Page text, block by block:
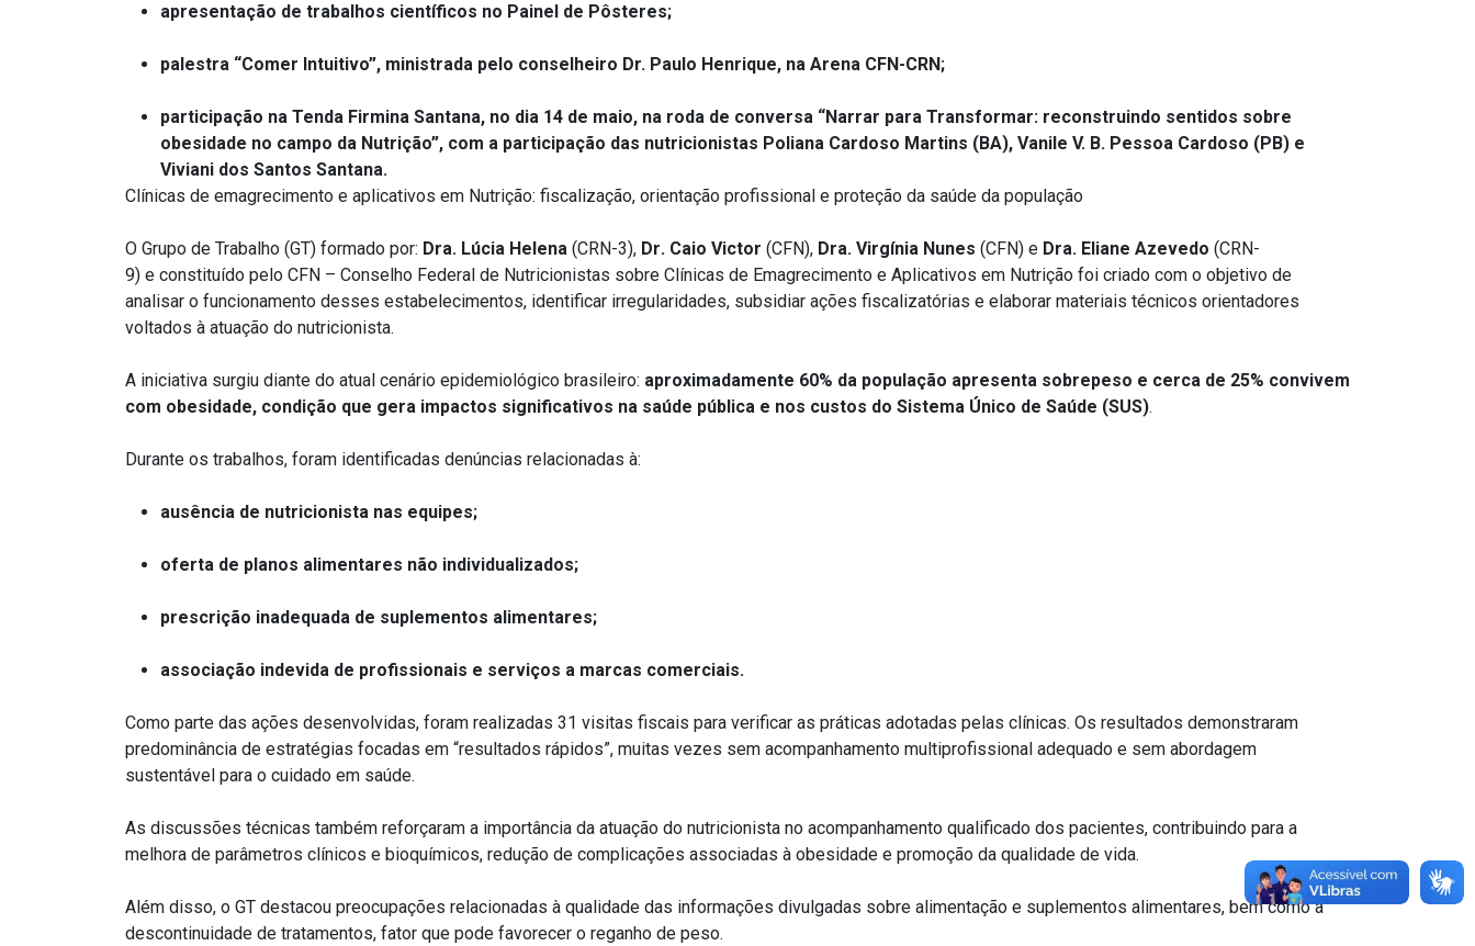
apresentação de trabalhos científicos no Painel de Pôsteres;
palestra “Comer Intuitivo”, ministrada pelo conselheiro Dr. Paulo Henrique, na Arena CFN-CRN;
participação na Tenda Firmina Santana, no dia 14 de maio, na roda de conversa “Narrar para Transformar: reconstruindo sentidos sobre
obesidade no campo da Nutrição”, com a participação das nutricionistas Poliana Cardoso Martins (BA), Vanile V. B. Pessoa Cardoso (PB) e
Viviani dos Santos Santana.
Clínicas de emagrecimento e aplicativos em Nutrição: fiscalização, orientação profissional e proteção da saúde da população
O Grupo de Trabalho (GT) formado por: Dra. Lúcia Helena (CRN-3), Dr. Caio Victor (CFN), Dra. Virgínia Nunes (CFN) e Dra. Eliane Azevedo (CRN-
9) e constituído pelo CFN – Conselho Federal de Nutricionistas sobre Clínicas de Emagrecimento e Aplicativos em Nutrição foi criado com o objetivo de
analisar o funcionamento desses estabelecimentos, identificar irregularidades, subsidiar ações fiscalizatórias e elaborar materiais técnicos orientadores
voltados à atuação do nutricionista.
A iniciativa surgiu diante do atual cenário epidemiológico brasileiro: aproximadamente 60% da população apresenta sobrepeso e cerca de 25% convivem
com obesidade, condição que gera impactos significativos na saúde pública e nos custos do Sistema Único de Saúde (SUS).
Durante os trabalhos, foram identificadas denúncias relacionadas à:
ausência de nutricionista nas equipes;
oferta de planos alimentares não individualizados;
prescrição inadequada de suplementos alimentares;
associação indevida de profissionais e serviços a marcas comerciais.
Como parte das ações desenvolvidas, foram realizadas 31 visitas fiscais para verificar as práticas adotadas pelas clínicas. Os resultados demonstraram
predominância de estratégias focadas em “resultados rápidos”, muitas vezes sem acompanhamento multiprofissional adequado e sem abordagem
sustentável para o cuidado em saúde.
As discussões técnicas também reforçaram a importância da atuação do nutricionista no acompanhamento qualificado dos pacientes, contribuindo para a
melhora de parâmetros clínicos e bioquímicos, redução de complicações associadas à obesidade e promoção da qualidade de vida.
Além disso, o GT destacou preocupações relacionadas à qualidade das informações divulgadas sobre alimentação e suplementos alimentares, bem como à
descontinuidade de tratamentos, fator que pode favorecer o reganho de peso.